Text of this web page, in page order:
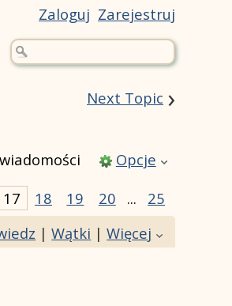
Zaloguj Zarejestruj
Next Topic ›
Opcje
17 18 19 20 ...
25
|Wątki |Więcej